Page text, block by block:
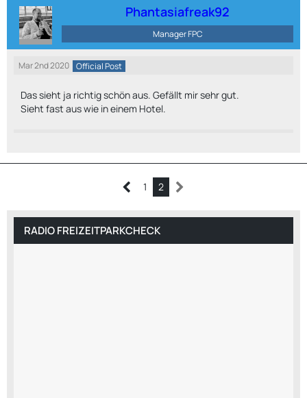
Phantasiafreak92
Manager FPC
Mar 2nd 2020 Official Post
Das sieht ja richtig schön aus. Gefällt mir sehr gut.
Sieht fast aus wie in einem Hotel.
1 2
RADIO FREIZEITPARKCHECK